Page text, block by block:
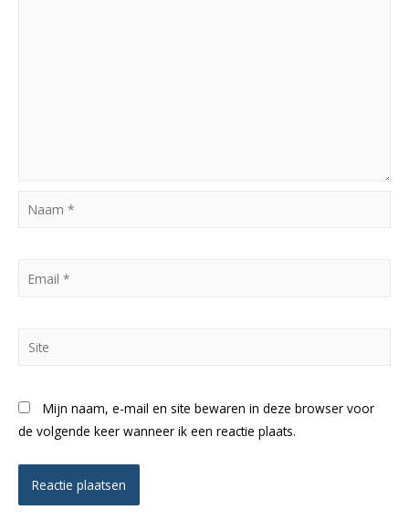
Naam
Mijn naam, e-mail en site bewaren in deze browser voor
de volgende keer wanneer ik een reactie plaats.